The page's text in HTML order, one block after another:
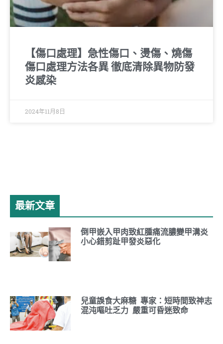
【傷口處理】急性傷口、燙傷、燒傷
傷口處理方法各異 徹底清除異物防發
炎感染
2024年11月8日
最新文章
倒甲嵌入甲肉致紅腫痛流膿變甲溝炎
小心錯剪趾甲發炎惡化
兒童誤食大麻糖 專家：短時間致神志
混沌嘔吐乏力 嚴重可昏迷致命